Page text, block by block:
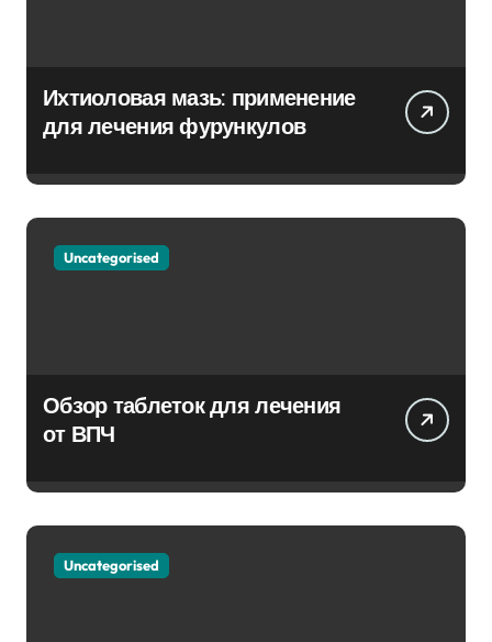
Ихтиоловая мазь: применение
для лечения фурункулов
Uncategorised
Обзор таблеток для лечения
от ВПЧ
Uncategorised